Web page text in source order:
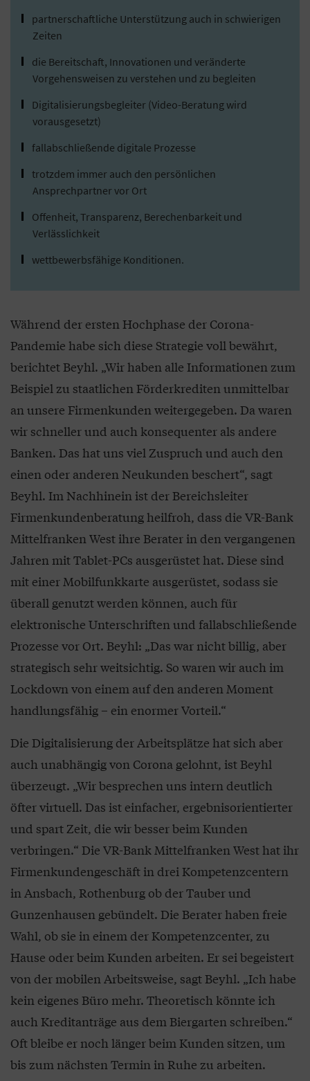
partnerschaftliche Unterstützung auch in schwierigen
Zeiten
die Bereitschaft, Innovationen und veränderte
Vorgehensweisen zu verstehen und zu begleiten
Digitalisierungsbegleiter (Video-Beratung wird
vorausgesetzt)
fallabschließende digitale Prozesse
trotzdem immer auch den persönlichen
Ansprechpartner vor Ort
Offenheit, Transparenz, Berechenbarkeit und
Verlässlichkeit
wettbewerbsfähige Konditionen.
Während der ersten Hochphase der Corona-
Pandemie habe sich diese Strategie voll bewährt,
berichtet Beyhl. „Wir haben alle Informationen zum
Beispiel zu staatlichen Förderkrediten unmittelbar
an unsere Firmenkunden weitergegeben. Da waren
wir schneller und auch konsequenter als andere
Banken. Das hat uns viel Zuspruch und auch den
einen oder anderen Neukunden beschert“, sagt
Beyhl. Im Nachhinein ist der Bereichsleiter
Firmenkundenberatung heilfroh, dass die VR-Bank
Mittelfranken West ihre Berater in den vergangenen
Jahren mit Tablet-PCs ausgerüstet hat. Diese sind
mit einer Mobilfunkkarte ausgerüstet, sodass sie
überall genutzt werden können, auch für
elektronische Unterschriften und fallabschließende
Prozesse vor Ort. Beyhl: „Das war nicht billig, aber
strategisch sehr weitsichtig. So waren wir auch im
Lockdown von einem auf den anderen Moment
handlungsfähig – ein enormer Vorteil.“
Die Digitalisierung der Arbeitsplätze hat sich aber
auch unabhängig von Corona gelohnt, ist Beyhl
überzeugt. „Wir besprechen uns intern deutlich
öfter virtuell. Das ist einfacher, ergebnisorientierter
und spart Zeit, die wir besser beim Kunden
verbringen.“ Die VR-Bank Mittelfranken West hat ihr
Firmenkundengeschäft in drei Kompetenzcentern
in Ansbach, Rothenburg ob der Tauber und
Gunzenhausen gebündelt. Die Berater haben freie
Wahl, ob sie in einem der Kompetenzcenter, zu
Hause oder beim Kunden arbeiten. Er sei begeistert
von der mobilen Arbeitsweise, sagt Beyhl. „Ich habe
kein eigenes Büro mehr. Theoretisch könnte ich
auch Kreditanträge aus dem Biergarten schreiben.“
Oft bleibe er noch länger beim Kunden sitzen, um
bis zum nächsten Termin in Ruhe zu arbeiten.